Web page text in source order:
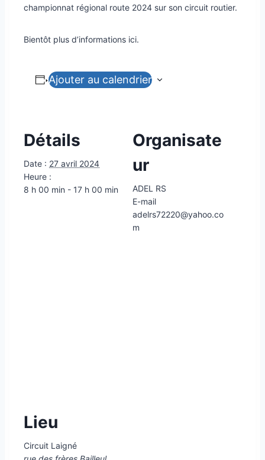
championnat régional route 2024 sur son circuit routier.
Bientôt plus d’informations ici.
Ajouter au calendrier
Détails
Date : 27 avril 2024
Heure :
8 h 00 min - 17 h 00 min
Organisate
ur
ADEL RS
E-mail
adelrs72220@yahoo.co
m
Lieu
Circuit Laigné